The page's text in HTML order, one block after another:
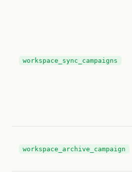
workspace_sync_campaigns
workspace_archive_campaign